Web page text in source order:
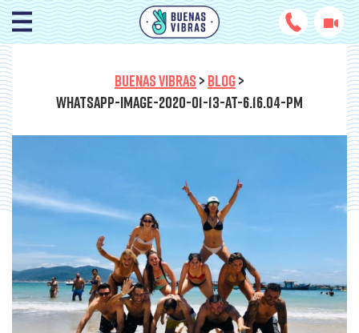
BUENAS VIBRAS > BLOG>
WHATSAPP-IMAGE-2020-01-13-AT-6.16.04-PM